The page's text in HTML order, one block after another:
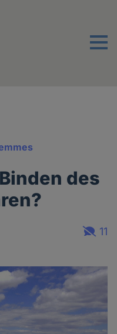
Menu
des
11